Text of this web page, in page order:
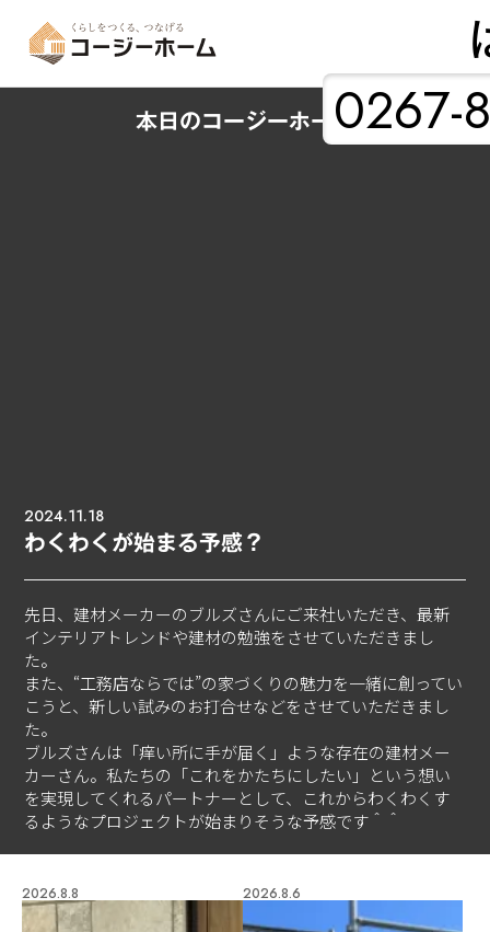
0267-
2024.11.18
わくわくが始まる予感？
先日、建材メーカーのブルズさんにご来社いただき、最新
インテリアトレンドや建材の勉強をさせていただきまし
た。
また、“工務店ならでは”の家づくりの魅力を一緒に創ってい
こうと、新しい試みのお打合せなどをさせていただきまし
た。
ブルズさんは「痒い所に手が届く」ような存在の建材メー
カーさん。私たちの「これをかたちにしたい」という想い
を実現してくれるパートナーとして、これからわくわくす
るようなプロジェクトが始まりそうな予感です＾＾
本日のコージーホーム
2026.8.8 2026.8.6